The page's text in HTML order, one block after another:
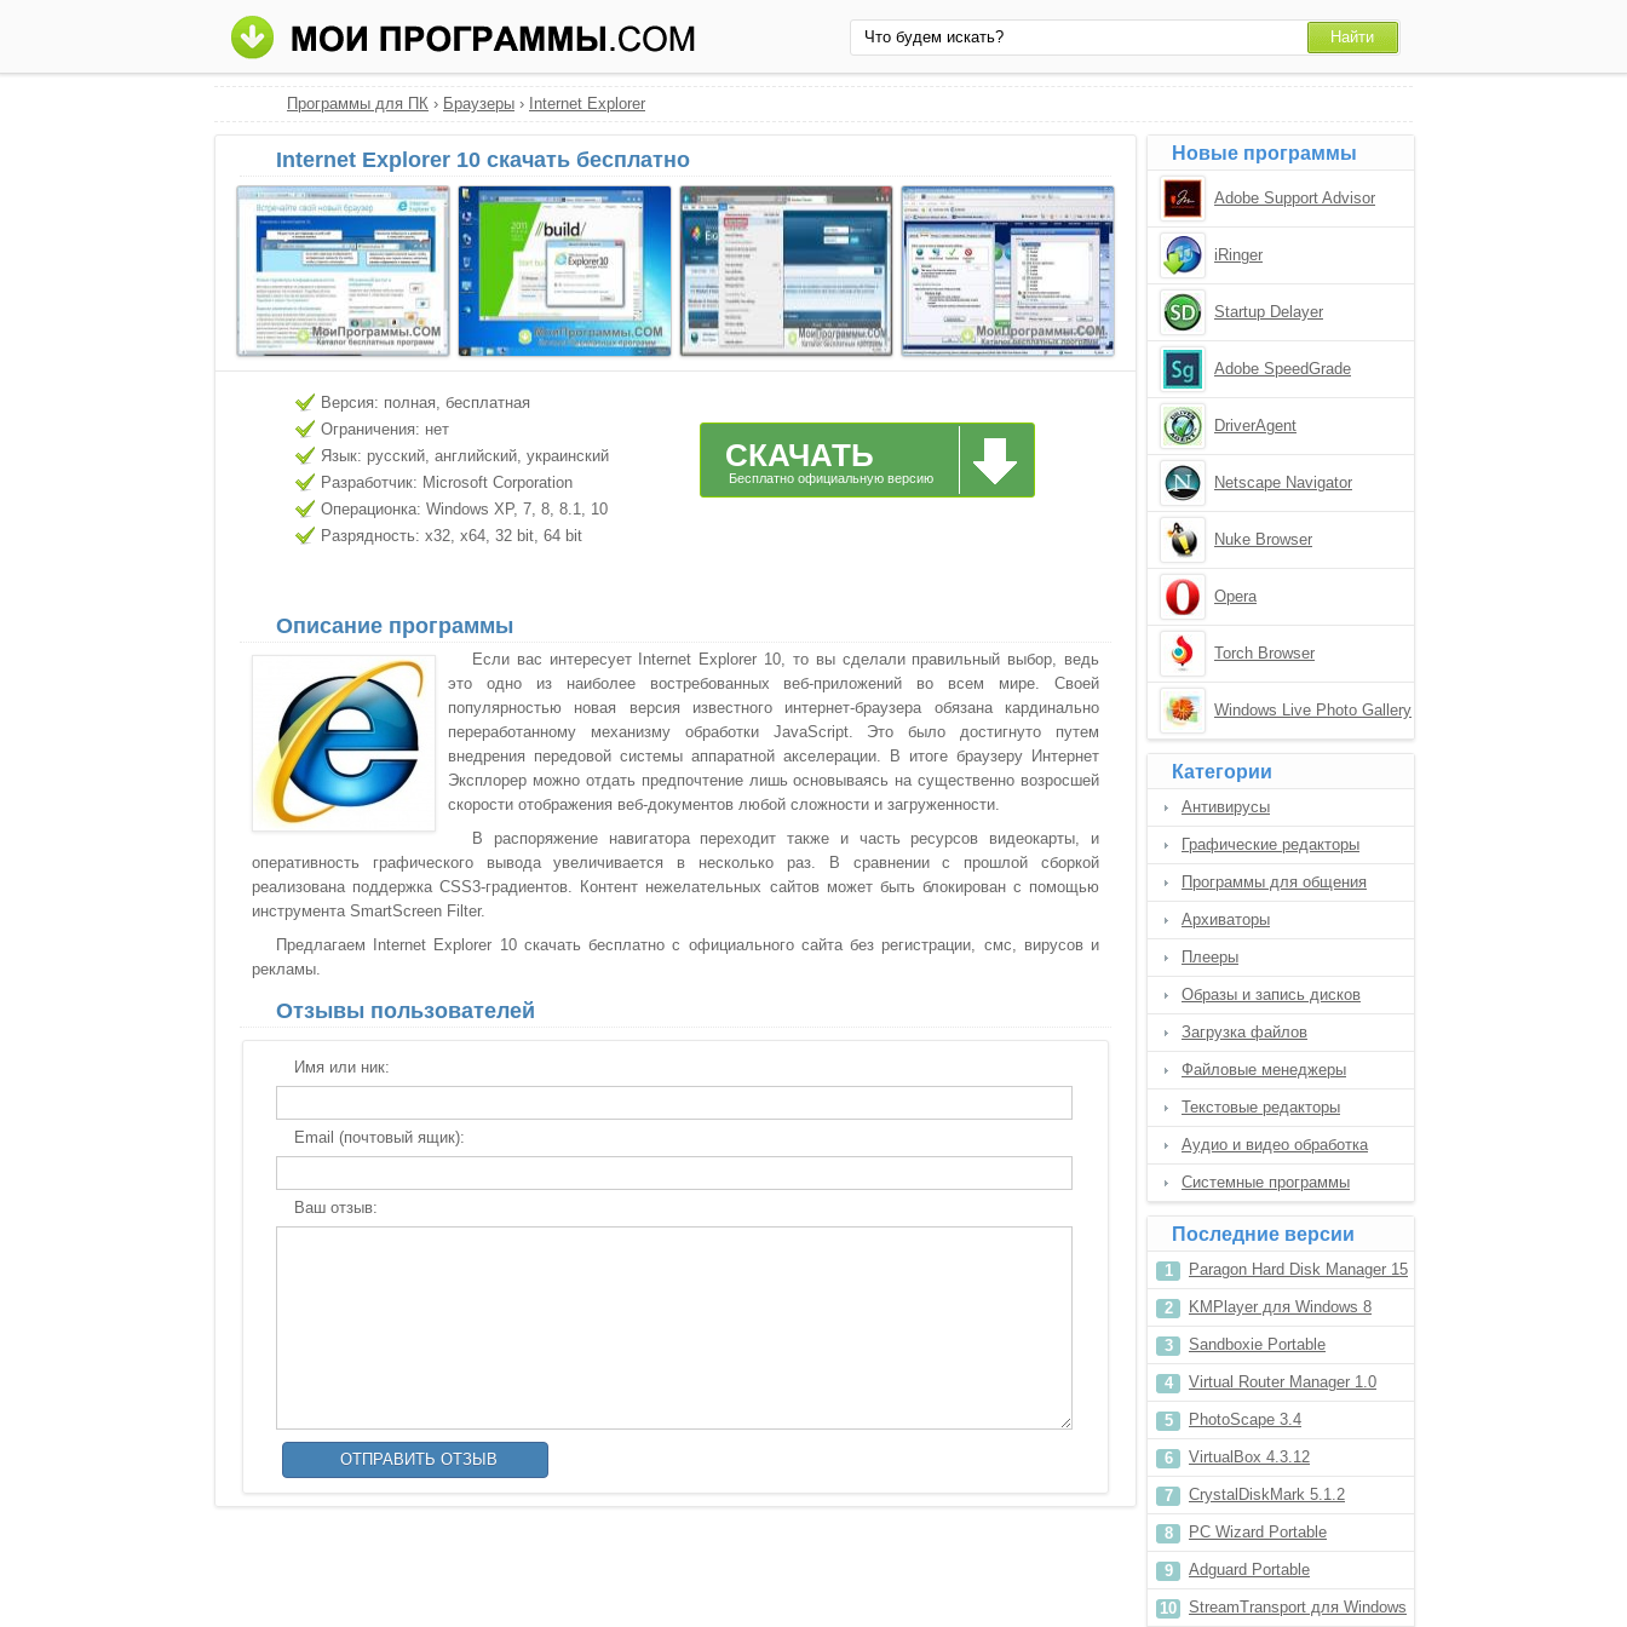
Программы для ПК › Браузеры › Internet Explorer
Internet Explorer 10 скачать бесплатно
Версия: полная, бесплатная
Ограничения: нет
Язык: русский, английский, украинский
Разработчик: Microsoft Corporation
Операционка: Windows XP, 7, 8, 8.1, 10
Разрядность: x32, x64, 32 bit, 64 bit
СКАЧАТЬ
Бесплатно официальную версию
Описание программы
Если вас интересует Internet Explorer 10, то вы сделали правильный выбор, ведь
это одно из наиболее востребованных веб-приложений во всем мире. Своей
популярностью новая версия известного интернет-браузера обязана кардинально
переработанному механизму обработки JavaScript. Это было достигнуто путем
внедрения передовой системы аппаратной акселерации. В итоге браузеру Интернет
Эксплорер можно отдать предпочтение лишь основываясь на существенно возросшей
скорости отображения веб-документов любой сложности и загруженности.
В распоряжение навигатора переходит также и часть ресурсов видеокарты, и
оперативность графического вывода увеличивается в несколько раз. В сравнении с прошлой сборкой
реализована поддержка CSS3-градиентов. Контент нежелательных сайтов может быть блокирован с помощью
инструмента SmartScreen Filter.
Предлагаем Internet Explorer 10 скачать бесплатно с официального сайта без регистрации, смс, вирусов и
рекламы.
Отзывы пользователей
Имя или ник:
Email (почтовый ящик):
Ваш отзыв:
Новые программы
Adobe Support Advisor
iRinger
Startup Delayer
Adobe SpeedGrade
DriverAgent
Netscape Navigator
Nuke Browser
Opera
Torch Browser
Windows Live Photo Gallery
Категории
Антивирусы
Графические редакторы
Программы для общения
Архиваторы
Плееры
Образы и запись дисков
Загрузка файлов
Файловые менеджеры
Текстовые редакторы
Аудио и видео обработка
Системные программы
Последние версии
Paragon Hard Disk Manager 15
KMPlayer для Windows 8
Sandboxie Portable
Virtual Router Manager 1.0
PhotoScape 3.4
VirtualBox 4.3.12
CrystalDiskMark 5.1.2
PC Wizard Portable
Adguard Portable
StreamTransport для Windows